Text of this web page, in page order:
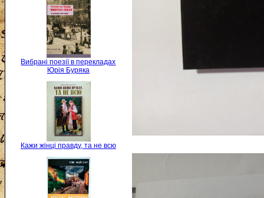
Вибрані поезії в перекладах
Юрія Буряка
Кажи жінці правду, та не всю